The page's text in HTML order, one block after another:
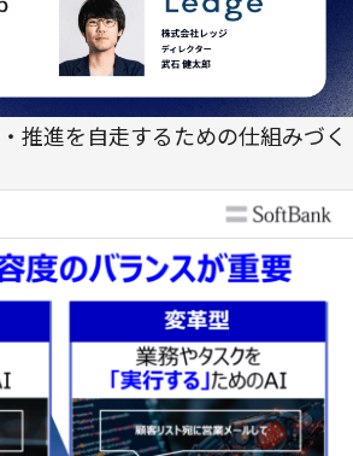
推進を自走するための仕組みづく